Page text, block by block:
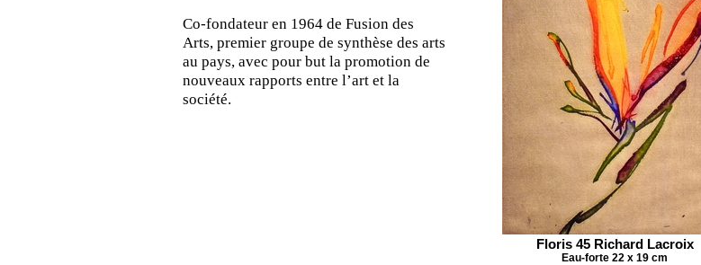
Co-fondateur en 1964 de Fusion des
Arts, premier groupe de synthèse des arts
au pays, avec pour but la promotion de
nouveaux rapports entre l’art et la
société.
Floris 45 Richard Lacroix
Eau-forte 22 x 19 cm